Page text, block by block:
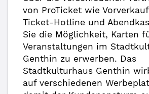
von ProTicket wie
Ticket-Hotline und
Sie die Möglichkeit, Karten
Veranstaltungen im
Genthin zu erwerben. Das
Stadtkulturhaus Genthin
auf verschiedenen